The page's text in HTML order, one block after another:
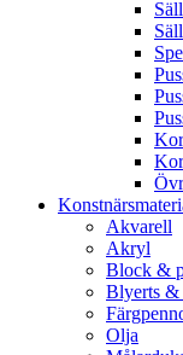
Akvarell
Akryl
Block &
Blyerts
Olja